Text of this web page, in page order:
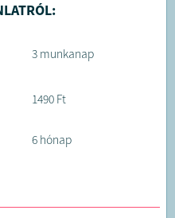
3 munkanap
1490 Ft
6 hónap